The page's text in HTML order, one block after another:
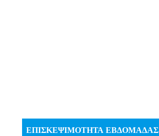
ΕΠΙΣΚΕΨΙΜΟΤΗΤΑ ΕΒΔΟΜΑΔΑΣ